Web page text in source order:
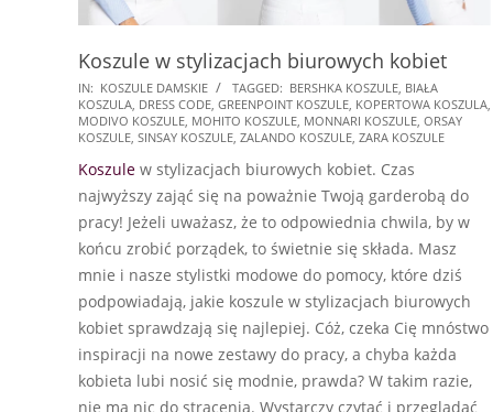
Koszule w stylizacjach biurowych kobiet
2025-
01-
19
IN: KOSZULE DAMSKIE TAGGED: BERSHKA KOSZULE, BIAŁA
KOSZULA, DRESS CODE, GREENPOINT KOSZULE, KOPERTOWA KOSZULA,
MODIVO KOSZULE, MOHITO KOSZULE, MONNARI KOSZULE, ORSAY
KOSZULE, SINSAY KOSZULE, ZALANDO KOSZULE, ZARA KOSZULE
Koszule w stylizacjach biurowych kobiet. Czas
najwyższy zająć się na poważnie Twoją garderobą do
pracy! Jeżeli uważasz, że to odpowiednia chwila, by w
końcu zrobić porządek, to świetnie się składa. Masz
mnie i nasze stylistki modowe do pomocy, które dziś
podpowiadają, jakie koszule w stylizacjach biurowych
kobiet sprawdzają się najlepiej. Cóż, czeka Cię mnóstwo
inspiracji na nowe zestawy do pracy, a chyba każda
kobieta lubi nosić się modnie, prawda? W takim razie,
nie ma nic do stracenia. Wystarczy czytać i przeglądać